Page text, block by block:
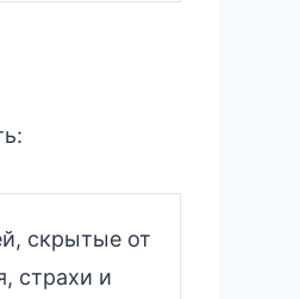
скрытые от
страхи и